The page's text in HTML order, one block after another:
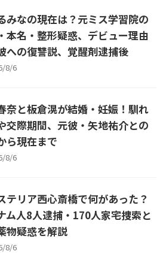
投
ら
まな疑問が検索されています。
結論からいうと、堀大輔氏は配
信や ...
みなの現在は？元ミス学習院の
本名・整形疑惑、デビュー理由
への復讐説、覚醒剤逮捕後
8/6
奈と板倉滉が結婚・妊娠！馴れ
交際期間、元彼・矢地祐介との
ら現在まで
8/6
テリア西心斎橋で何があった？
ム人8人逮捕・170人家宅捜索と
物疑惑を解説
8/6